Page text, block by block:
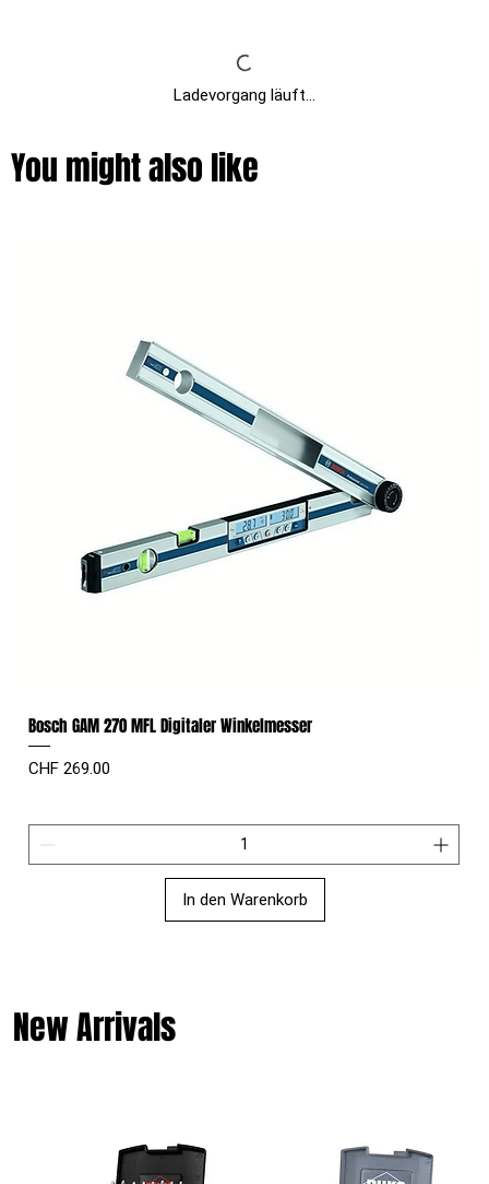
Ladevorgang läuft...
New Arrivals
You might also like
Bosch GAM 270 MFL Digitaler Winkelmesser
Preis
CHF 269.00
In den Warenkorb